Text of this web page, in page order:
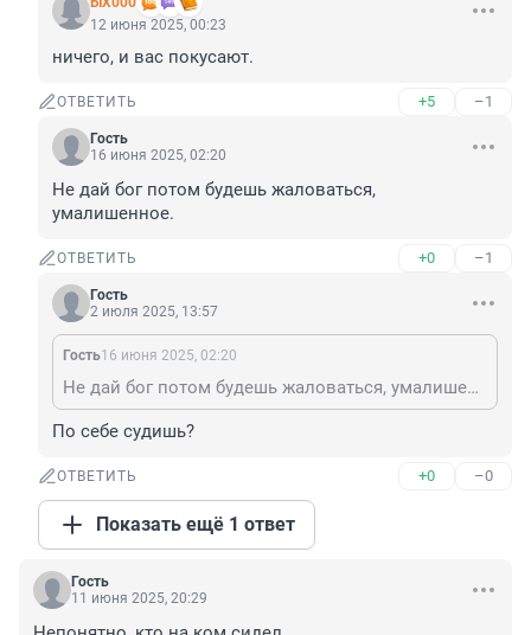
12 июня 2025, 00:23
ничего, и вас покусают.
ОТВЕТИТЬ +5 –1
Гость
16 июня 2025, 02:20
Не дай бог потом будешь жаловаться,
умалишенное.
ОТВЕТИТЬ +0 –1
Гость
2 июля 2025, 13:57
Гость16 июня 2025, 02:20
Не дай бог потом будешь жаловаться, умалишенное.
По себе судишь?
ОТВЕТИТЬ +0 –0
Показать ещё 1 ответ
Гость
11 июня 2025, 20:29